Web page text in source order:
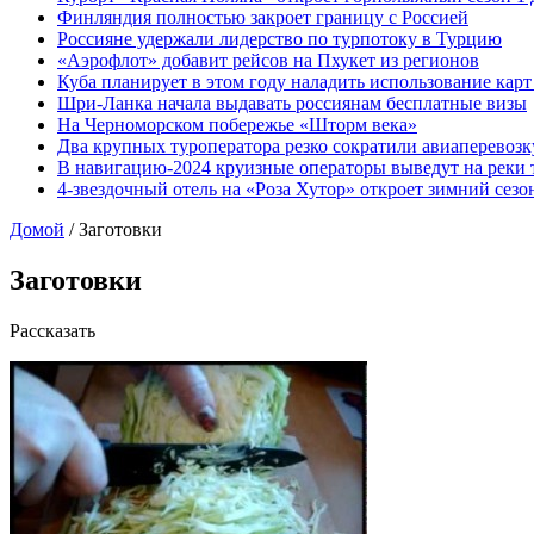
Финляндия полностью закроет границу с Россией
Россияне удержали лидерство по турпотоку в Турцию
«Аэрофлот» добавит рейсов на Пхукет из регионов
Куба планирует в этом году наладить использование
Шри-Ланка начала выдавать россиянам бесплатные визы
На Черноморском побережье «Шторм века»
Два крупных туроператора резко сократили
В навигацию-2024 круизные операторы выведут на реки
4-звездочный отель на «Роза Хутор» откроет зимний
Домой / Заготовки
Заготовки
Рассказать